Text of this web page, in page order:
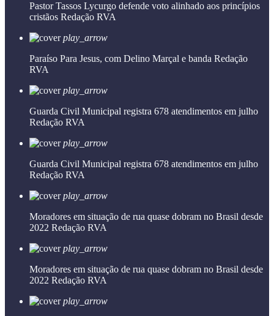
Pastor Tassos Lycurgo defende voto alinhado aos princípios
cristãos Redação RVA
play_arrow
Paraíso Para Jesus, com Delino Marçal e banda Redação
RVA
play_arrow
Guarda Civil Municipal registra 678 atendimentos em julho
Redação RVA
play_arrow
Guarda Civil Municipal registra 678 atendimentos em julho
Redação RVA
play_arrow
Moradores em situação de rua quase dobram no Brasil desde
2022 Redação RVA
play_arrow
Moradores em situação de rua quase dobram no Brasil desde
2022 Redação RVA
play_arrow